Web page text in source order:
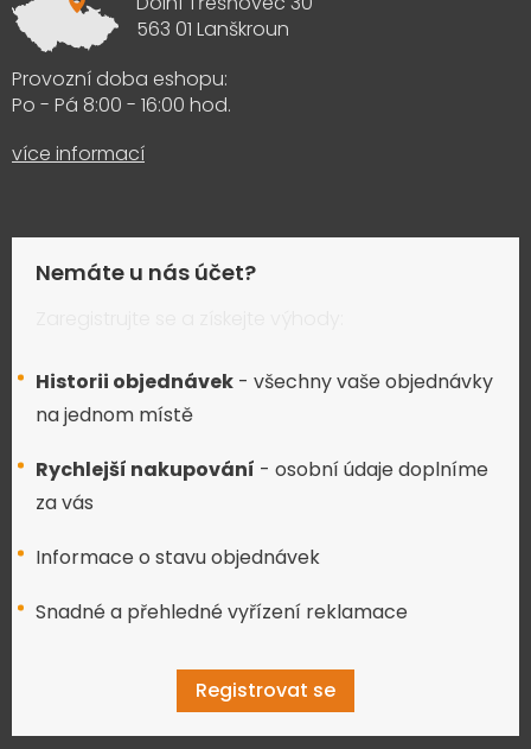
563 01 Lanškroun
Provozní doba eshopu:
Po - Pá 8:00 - 16:00 hod.
více informací
Nemáte u nás účet?
Historii objednávek - všechny vaše objednávky
na jednom místě
Rychlejší nakupování - osobní údaje doplníme
za vás
Informace o stavu objednávek
Snadné a přehledné vyřízení reklamace
Registrovat se